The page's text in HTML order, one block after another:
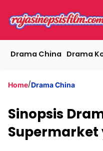
Drama China Drama
Home/Drama China
Sinopsis
Supermarket